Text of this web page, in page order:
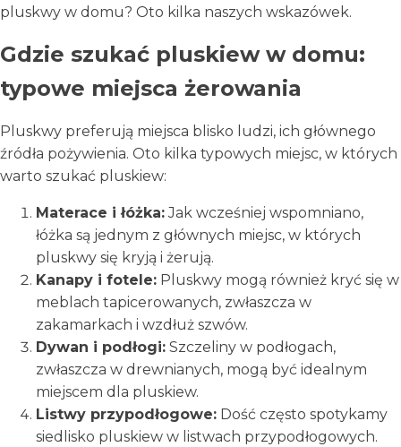
pluskwy w domu? Oto kilka naszych wskazówek.
Gdzie szukać pluskiew w domu:
typowe miejsca żerowania
Pluskwy preferują miejsca blisko ludzi, ich głównego
źródła pożywienia. Oto kilka typowych miejsc, w których
warto szukać pluskiew:
Materace i łóżka:Jak wcześniej wspomniano,
łóżka są jednym z głównych miejsc, w których
pluskwy się kryją i żerują.
Kanapy i fotele: Pluskwy mogą również kryć się w
meblach tapicerowanych, zwłaszcza w
zakamarkach i wzdłuż szwów.
Dywan i podłogi: Szczeliny w podłogach,
zwłaszcza w drewnianych, mogą być idealnym
miejscem dla pluskiew.
Listwy przypodłogowe: Dość często spotykamy
siedlisko pluskiew w listwach przypodłogowych.